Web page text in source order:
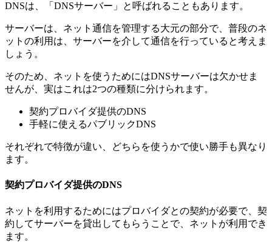
DNSは、「DNSサーバー」と呼ばれることもあります。
サーバーは、ネット通信を管理する大元の部分で、普段のネ
ットの利用は、サーバーを介して通信を行っていると考えま
しょう。
そのため、ネットを使うためにはDNSサーバーは欠かせま
せんが、実はこれは2つの種類に分けられます。
契約プロバイダ提供のDNS
手軽に使えるパブリックDNS
それぞれで特徴が違い、どちらを使うかで使い勝手も異なり
ます。
契約プロバイダ提供のDNS
ネットを利用するためにはプロバイダとの契約が必要で、契
約してサーバーを貸出してもらうことで、ネットが利用でき
ます。